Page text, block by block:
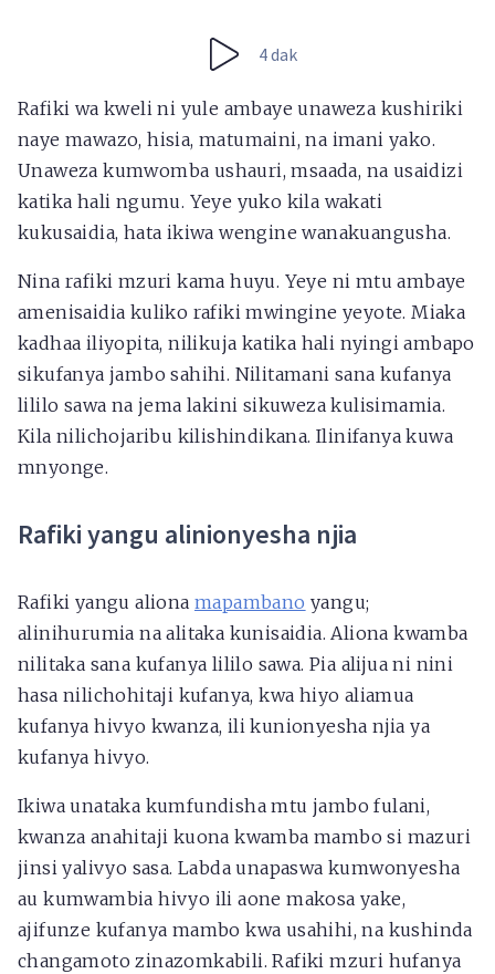
4 dak
Rafiki wa kweli ni yule ambaye unaweza kushiriki
naye mawazo, hisia, matumaini, na imani yako.
Unaweza kumwomba ushauri, msaada, na usaidizi
katika hali ngumu. Yeye yuko kila wakati
kukusaidia, hata ikiwa wengine wanakuangusha.
Nina rafiki mzuri kama huyu. Yeye ni mtu ambaye
amenisaidia kuliko rafiki mwingine yeyote. Miaka
kadhaa iliyopita, nilikuja katika hali nyingi ambapo
sikufanya jambo sahihi. Nilitamani sana kufanya
lililo sawa na jema lakini sikuweza kulisimamia.
Kila nilichojaribu kilishindikana. Ilinifanya kuwa
mnyonge.
Rafiki yangu alinionyesha njia
Rafiki yangu aliona mapambano yangu;
alinihurumia na alitaka kunisaidia. Aliona kwamba
nilitaka sana kufanya lililo sawa. Pia alijua ni nini
hasa nilichohitaji kufanya, kwa hiyo aliamua
kufanya hivyo kwanza, ili kunionyesha njia ya
kufanya hivyo.
Ikiwa unataka kumfundisha mtu jambo fulani,
kwanza anahitaji kuona kwamba mambo si mazuri
jinsi yalivyo sasa. Labda unapaswa kumwonyesha
au kumwambia hivyo ili aone makosa yake,
ajifunze kufanya mambo kwa usahihi, na kushinda
changamoto zinazomkabili. Rafiki mzuri hufanya